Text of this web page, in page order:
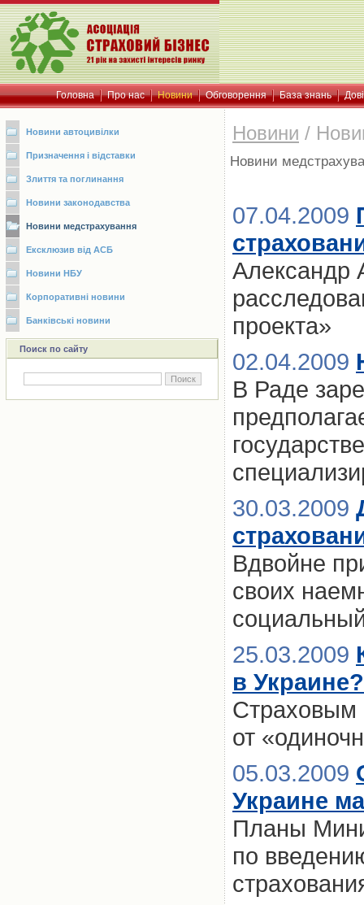
Головна Про нас Новини Обговорення База знань
Новини автоцивілки
Призначення і відставки
Злиття та поглинання
Новини законодавства
Новини медстрахування
Ексклюзив від АСБ
Новини НБУ
Корпоративні новини
Банківські новини
Поиск по сайту
Новини /
Новини
07.04.2009
Александр
проекта»
02.04.2009
В Раде
30.03.2009
Вдвойне
своих
25.03.2009
в Украине?
Страховым
от
05.03.2009
Украине
Планы
по